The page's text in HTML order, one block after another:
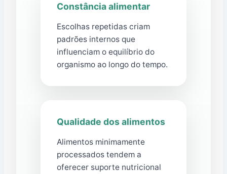
Constância alimentar
Escolhas repetidas criam
padrões internos que
influenciam o equilíbrio do
organismo ao longo do tempo.
Qualidade dos alimentos
Alimentos minimamente
processados tendem a
oferecer suporte nutricional